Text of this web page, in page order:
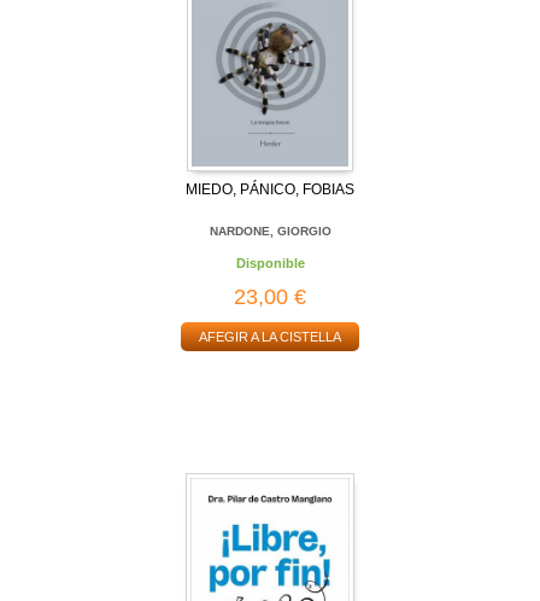
MIEDO, PÁNICO, FOBIAS
NARDONE, GIORGIO
Disponible
23,00 €
AFEGIR A LA CISTELLA